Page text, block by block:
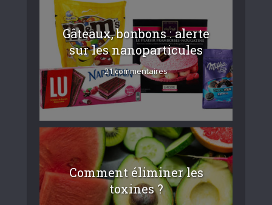
Gâteaux, bonbons : alerte
sur les nanoparticules
21 commentaires
Comment éliminer les
toxines ?